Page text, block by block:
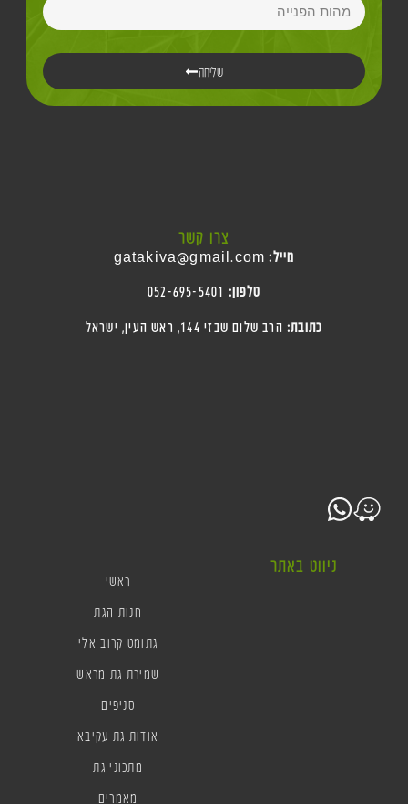
שליחה
צרו קשר
מייל: gatakiva@gmail.com
טלפון: 052-695-5401
כתובת: הרב שלום שבזי 144, ראש העין , ישראל
ניווט באתר
ראשי
חנות הגת
גתומט קרוב אלי
שמירת גת מראש
סניפים
אודות גת עקיבא
מתכוני גת
מאמרים